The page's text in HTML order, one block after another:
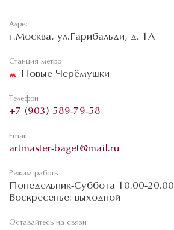
Адрес
г.Москва, ул.Гарибальди, д. 1А
Станция метро
Новые Черёмушки
Телефон
+7 (903) 589-79-58
Email
artmaster-baget@mail.ru
Режим работы
Понедельник-Суббота 10.00-20.00
Воскресенье: выходной
Оставайтесь на связи